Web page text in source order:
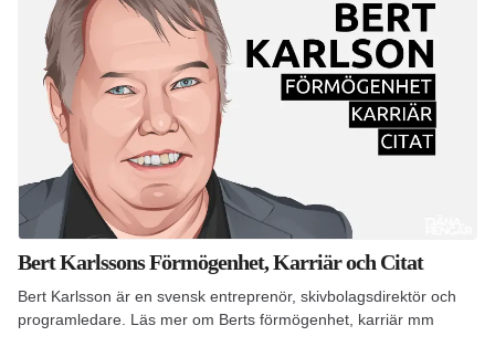
Bert Karlssons Förmögenhet, Karriär och Citat
Bert Karlsson är en svensk entreprenör, skivbolagsdirektör och
programledare. Läs mer om Berts förmögenhet, karriär mm